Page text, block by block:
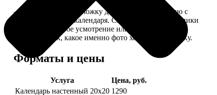
— В кружочек на обложку добавляем фотографию с
одной из страниц календаря. Снимок наши сотрудники
выбирают на свое усмотрение или пишите в
комментариях, какое именно фото хотите на обложку.
Форматы и цены
Услуга
Цена, руб.
Календарь настенный 20х20 1290